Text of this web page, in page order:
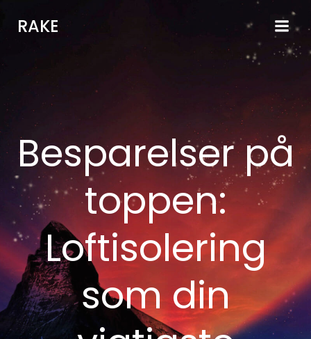
RAKE
Besparelser på
toppen:
Loftisolering
som din